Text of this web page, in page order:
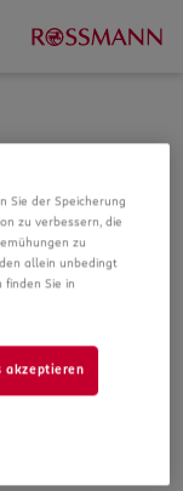
Sie über die
Sie mit Ihrer
Sie der Speicherung
zu verbessern, die
zu
allein unbedingt
Sie in
akzeptieren